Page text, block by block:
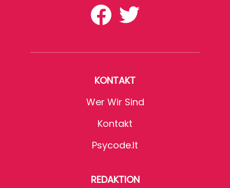
KONTAKT
Wer Wir Sind
Kontakt
Psycode.it
REDAKTION